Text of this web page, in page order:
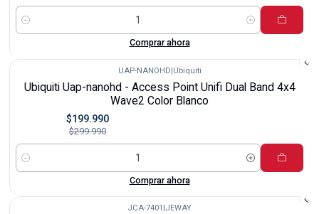
Cantidad
Comprar ahora
UAP-NANOHD|Ubiquiti
Ubiquiti Uap-nanohd - Access Point Unifi Dual Band 4x4
Wave2 Color Blanco
$199.990
$299.990
Cantidad
Comprar ahora
JCA-7401 JEWAY